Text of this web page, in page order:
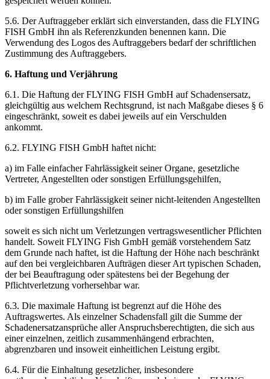
5.6. Der Auftraggeber erklärt sich einverstanden, dass die FLYING
FISH GmbH ihn als Referenzkunden benennen kann. Die
Verwendung des Logos des Auftraggebers bedarf der schriftlichen
Zustimmung des Auftraggebers.
6. Haftung und Verjährung
6.1. Die Haftung der FLYING FISH GmbH auf Schadensersatz,
gleichgültig aus welchem Rechtsgrund, ist nach Maßgabe dieses § 6
eingeschränkt, soweit es dabei jeweils auf ein Verschulden
ankommt.
6.2. FLYING FISH GmbH haftet nicht:
a) im Falle einfacher Fahrlässigkeit seiner Organe, gesetzliche
Vertreter, Angestellten oder sonstigen Erfüllungsgehilfen,
b) im Falle grober Fahrlässigkeit seiner nicht-leitenden Angestellten
oder sonstigen Erfüllungshilfen
soweit es sich nicht um Verletzungen vertragswesentlicher Pflichten
handelt. Soweit FLYING Fish GmbH gemäß vorstehendem Satz
dem Grunde nach haftet, ist die Haftung der Höhe nach beschränkt
auf den bei vergleichbaren Aufträgen dieser Art typischen Schaden,
der bei Beauftragung oder spätestens bei der Begehung der
Pflichtverletzung vorhersehbar war.
6.3. Die maximale Haftung ist begrenzt auf die Höhe des
Auftragswertes. Als einzelner Schadensfall gilt die Summe der
Schadenersatzansprüche aller Anspruchsberechtigten, die sich aus
einer einzelnen, zeitlich zusammenhängend erbrachten,
abgrenzbaren und insoweit einheitlichen Leistung ergibt.
6.4. Für die Einhaltung gesetzlicher, insbesondere